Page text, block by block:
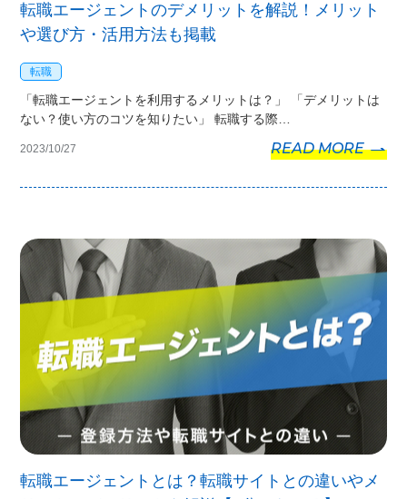
転職エージェントのデメリットを解説！メリット
や選び方・活用方法も掲載
転職
「転職エージェントを利用するメリットは？」 「デメリットは
ない？使い方のコツを知りたい」 転職する際…
2023/10/27 READ MORE
転職エージェントとは？転職サイトとの違いやメ